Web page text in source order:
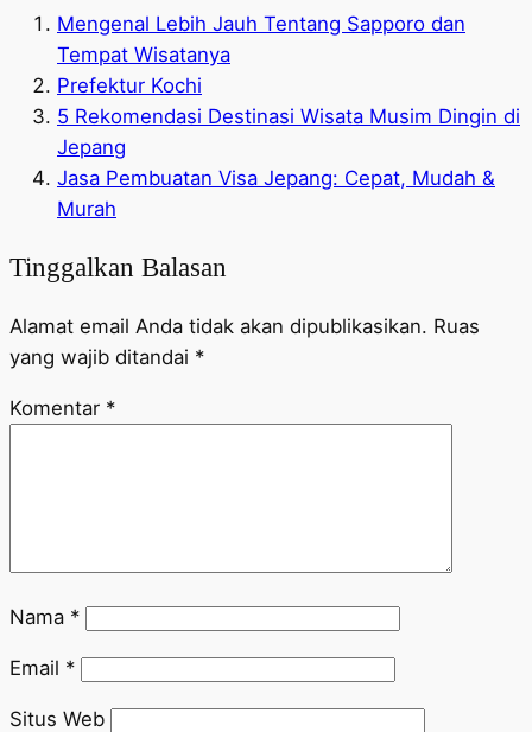
Mengenal Lebih Jauh Tentang Sapporo dan
Tempat Wisatanya
Prefektur Kochi
5 Rekomendasi Destinasi Wisata Musim Dingin di
Jepang
Jasa Pembuatan Visa Jepang: Cepat, Mudah &
Murah
Tinggalkan Balasan
Alamat email Anda tidak akan dipublikasikan. Ruas
yang wajib ditandai *
Komentar *
Nama *
Email *
Situs Web